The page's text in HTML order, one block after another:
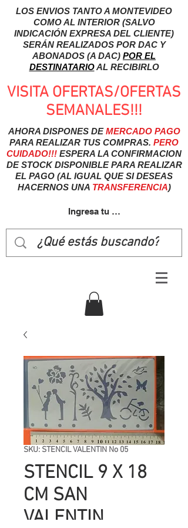
LOS ENVIOS TANTO A MONTEVIDEO
COMO AL INTERIOR (SALVO
INDICACIÓN EXPRESA DEL CLIENTE)
SERÁN REALIZADOS POR DAC Y
ABONADOS (A DAC) POR EL
DESTINATARIOAL RECIBIRLO
VISITA OFERTAS/OFERTAS
SEMANALES!!!
AHORA DISPONES DEMERCADO PAGO
PARA REALIZAR TUS COMPRAS. PERO
CUIDADO!!! ESPERA LA CONFIRMACION
DE STOCK DISPONIBLE PARA REALIZAR
EL PAGO (AL IGUAL QUE SI DESEAS
HACERNOS UNA TRANSFERENCIA)
Ingresa tu usuairo
SKU: STENCIL VALENTIN No 05
STENCIL 9 X 18
CM SAN
VALENTIN